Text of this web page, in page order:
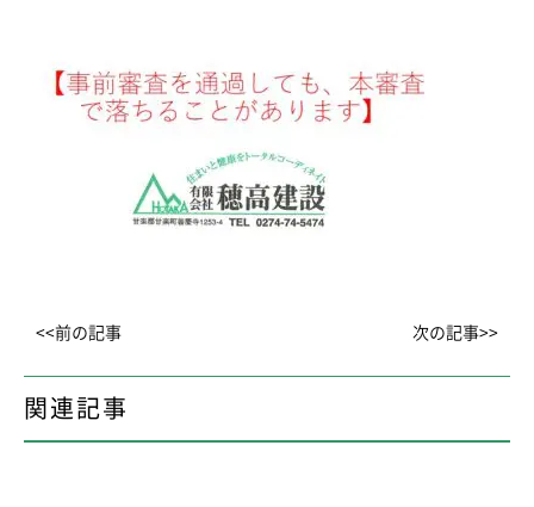
<<前の記事 次の記事>>
関連記事